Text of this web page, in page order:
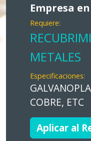
Empresa
Requiere:
METALES
Especificaciones:
COBRE, ETC
Aplicar al